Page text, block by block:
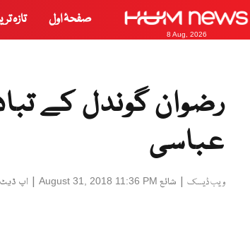
8 Aug, 2026
صفحۂ اول تازہ
رضوان گوندل کے
عباسی
ویب ڈیسک | شائع August 31, 2018 11:36 PM
| اپ ڈیٹ